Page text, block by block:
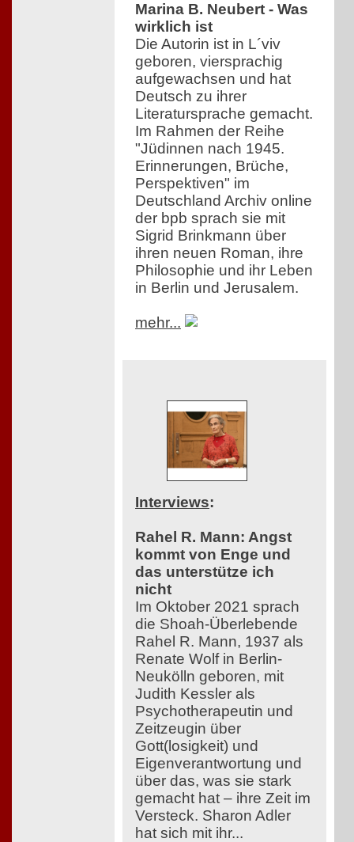
Marina B. Neubert - Was
wirklich ist
Die Autorin ist in L´viv
geboren, viersprachig
aufgewachsen und hat
Deutsch zu ihrer
Literatursprache gemacht.
Im Rahmen der Reihe
"Jüdinnen nach 1945.
Erinnerungen, Brüche,
Perspektiven" im
Deutschland Archiv online
der bpb sprach sie mit
Sigrid Brinkmann über
ihren neuen Roman, ihre
Philosophie und ihr Leben
in Berlin und Jerusalem.
mehr...
Interviews:
Rahel R. Mann: Angst
kommt von Enge und
das unterstütze ich
nicht
Im Oktober 2021 sprach
die Shoah-Überlebende
Rahel R. Mann, 1937 als
Renate Wolf in Berlin-
Neukölln geboren, mit
Judith Kessler als
Psychotherapeutin und
Zeitzeugin über
Gott(losigkeit) und
Eigenverantwortung und
über das, was sie stark
gemacht hat – ihre Zeit im
Versteck. Sharon Adler
hat sich mit ihr...